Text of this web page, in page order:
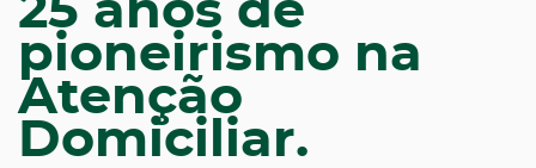
25 anos de
pioneirismo na
Atenção
Domiciliar.